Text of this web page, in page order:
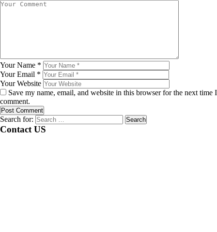
Your Name *
Your Email *
Your Website
Save my name, email, and website in this browser for the next time I
comment.
Search for:
Contact US